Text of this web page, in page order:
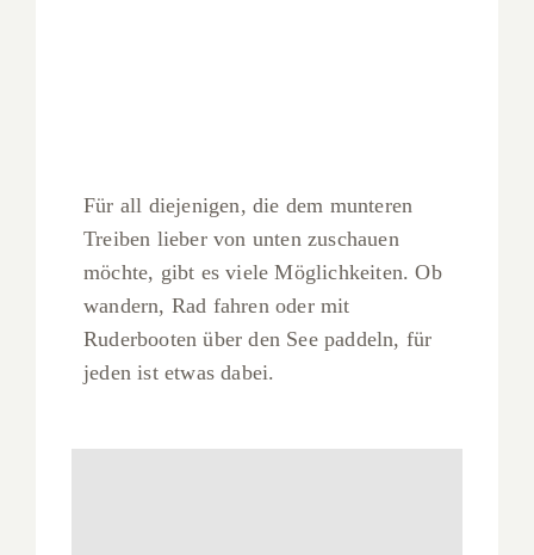
Für all diejenigen, die dem munteren
Treiben lieber von unten zuschauen
möchte, gibt es viele Möglichkeiten. Ob
wandern, Rad fahren oder mit
Ruderbooten über den See paddeln, für
jeden ist etwas dabei.